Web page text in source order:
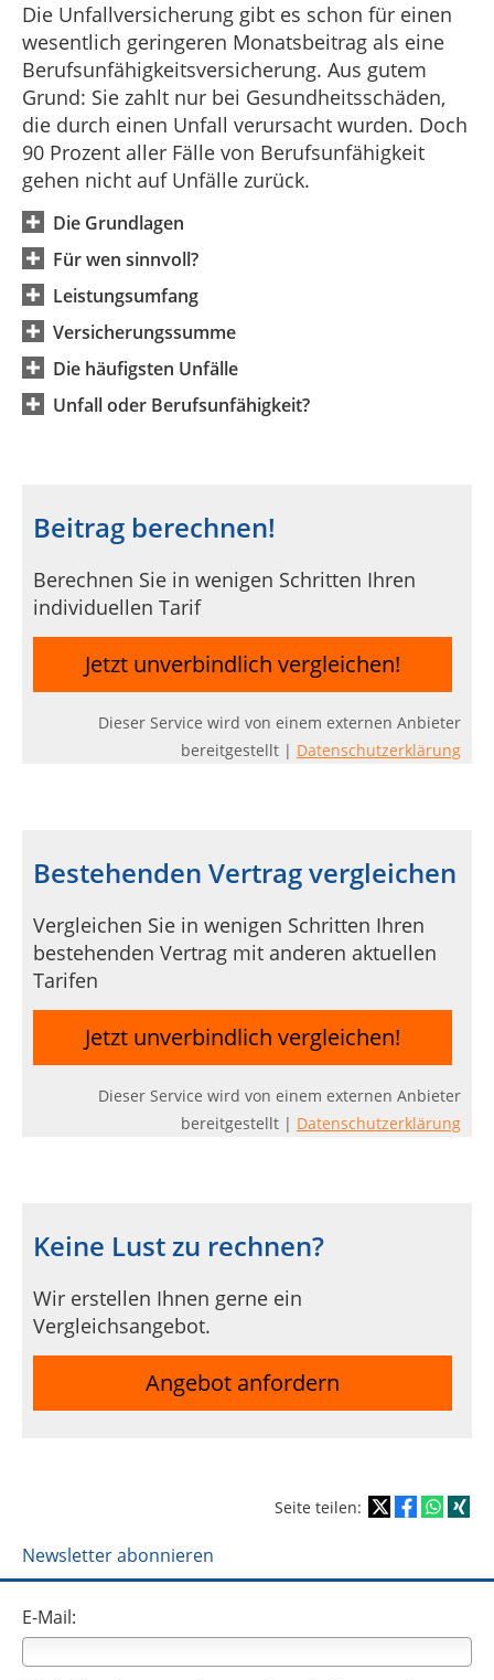
Die Unfallversicherung gibt es schon für einen
wesentlich geringeren Monatsbeitrag als eine
Berufsunfähigkeitsversicherung. Aus gutem
Grund: Sie zahlt nur bei Gesundheitsschäden,
die durch einen Unfall verursacht wurden. Doch
90 Prozent aller Fälle von Berufsunfähigkeit
gehen nicht auf Unfälle zurück.
Die Grundlagen
Für wen sinnvoll?
Leistungsumfang
Versicherungssumme
Die häufigsten Unfälle
Unfall oder Berufsunfähigkeit?
Beitrag berechnen!
Berechnen Sie in wenigen Schritten Ihren
individuellen Tarif
Jetzt unverbindlich vergleichen!
Dieser Service wird von einem externen Anbieter
bereitgestellt | Datenschutzerklärung
Bestehenden Vertrag vergleichen
Vergleichen Sie in wenigen Schritten Ihren
bestehenden Vertrag mit anderen aktuellen
Tarifen
Jetzt unverbindlich vergleichen!
Dieser Service wird von einem externen Anbieter
bereitgestellt | Datenschutzerklärung
Keine Lust zu rechnen?
Wir erstellen Ihnen gerne ein
Vergleichsangebot.
Angebot anfordern
Seite teilen:
Newsletter abonnieren
E-Mail: